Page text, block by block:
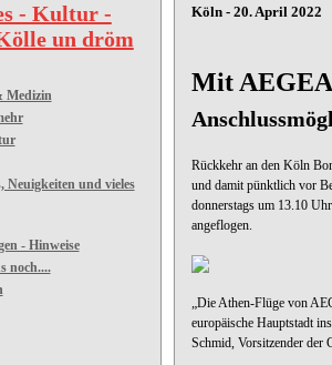
- Kultur -
un dröm
Medizin
Neuigkeiten und vieles
- Hinweise
noch....
Köln - 20.
Mit
Rückkehr an den Köln
und damit pünktlich vor
donnerstags um 13.10
angeflogen.
„Die Athen-Flüge von
europäische Hauptstadt
Schmid, Vorsitzender der